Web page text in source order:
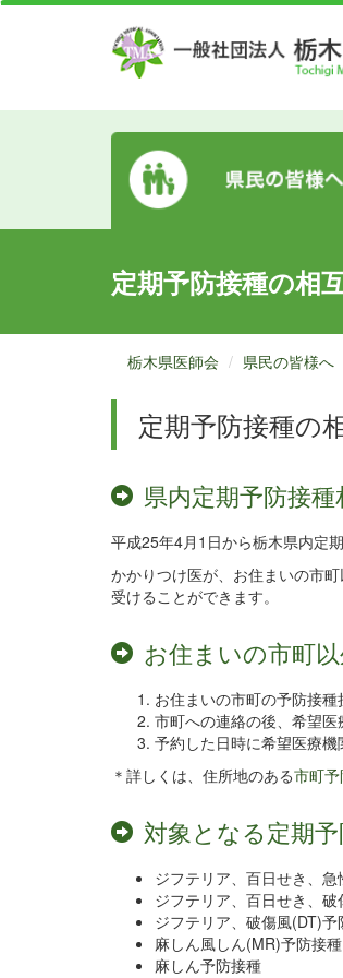
定期予防接種の相
栃木県医師会 県民の皆様へ
定期予防接種の
県内定期予防接
平成25年4月1日から栃木県内定
かかりつけ医が、お住まいの市
受けることができます。
お住まいの市町
お住まいの市町の予防接種
市町への連絡の後、希望医
予約した日時に希望医療機
＊詳しくは、住所地のある市町
対象となる定期
ジフテリア、百日せき、
ジフテリア、百日せき、
ジフテリア、破傷風(DT)予
麻しん風しん(MR)予防接種
麻しん予防接種